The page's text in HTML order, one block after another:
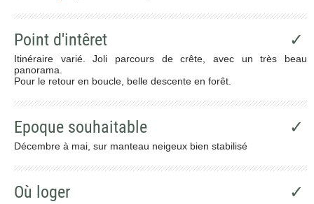
Point d'intêret ✓
Itinéraire varié. Joli parcours de crête, avec un très beau
panorama.
Pour le retour en boucle, belle descente en forêt.
Epoque souhaitable ✓
Décembre à mai, sur manteau neigeux bien stabilisé
Où loger ✓